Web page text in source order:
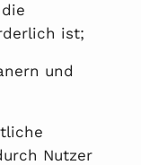
ist;
und
Nutzer